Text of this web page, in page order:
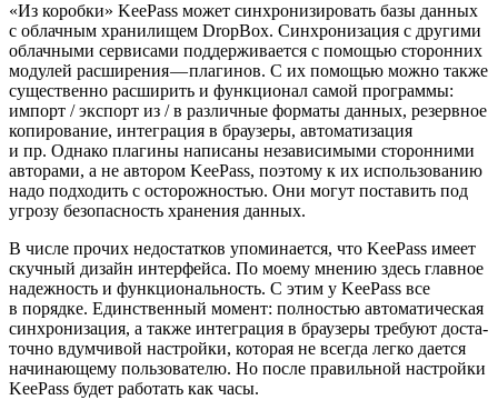
«Из короб­ки» KeePass может син­хро­ни­зи­ро­вать базы дан­ных
с облач­ным хра­ни­ли­щем DropBox. Син­хро­ни­за­ция с дру­ги­ми
облач­ны­ми сер­ви­са­ми под­дер­жи­ва­ет­ся с помо­щью сто­рон­них
моду­лей рас­ши­ре­ния — пла­ги­нов. С их помо­щью мож­но так­же
суще­ствен­но рас­ши­рить и функ­ци­о­нал самой про­грам­мы:
импорт / экс­порт из / в раз­лич­ные фор­ма­ты дан­ных, резерв­ное
копи­ро­ва­ние, инте­гра­ция в бра­у­зе­ры, авто­ма­ти­за­ция
и пр. Одна­ко пла­ги­ны напи­са­ны неза­ви­си­мы­ми сто­рон­ни­ми
авто­ра­ми, а не авто­ром KeePass, поэто­му к их исполь­зо­ва­нию
надо под­хо­дить с осто­рож­но­стью. Они могут поста­вить под
угро­зу без­опас­ность хра­не­ния данных.
В чис­ле про­чих недо­стат­ков упо­ми­на­ет­ся, что KeePass име­ет
скуч­ный дизайн интер­фей­са. По мое­му мне­нию здесь глав­ное
надеж­ность и функ­ци­о­наль­ность. С этим у KeePass все
в поряд­ке. Един­ствен­ный момент: пол­но­стью авто­ма­ти­че­ская
син­хро­ни­за­ция, а так­же инте­гра­ция в бра­у­зе­ры тре­бу­ют доста­
точ­но вдум­чи­вой настрой­ки, кото­рая не все­гда лег­ко дает­ся
начи­на­ю­ще­му поль­зо­ва­те­лю. Но после пра­виль­ной настрой­ки
KeePass будет рабо­тать как часы.